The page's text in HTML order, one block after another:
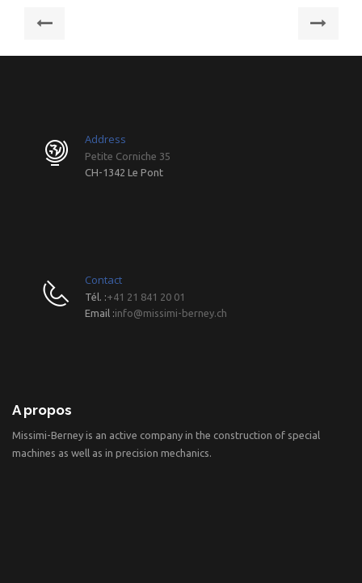
navigation
Previous
EPHJ
Address
Petite Corniche 35
CH-1342 Le Pont
Contact
Tél. :+41 21 841 20 01
Email :info@missimi-berney.ch
A propos
Missimi-Berney is an active company in the construction of special
machines as well as in precision mechanics.